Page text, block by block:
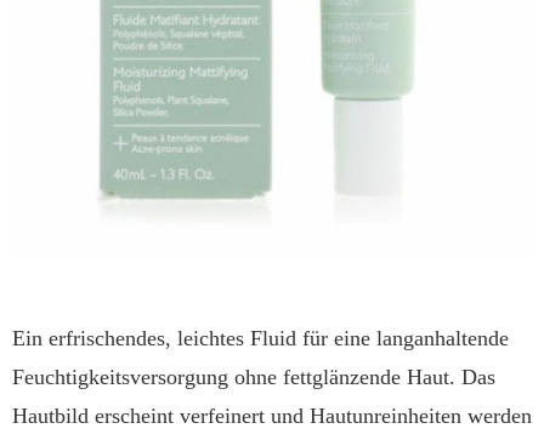
Ein erfrischendes, leichtes Fluid für eine langanhaltende
Feuchtigkeitsversorgung ohne fettglänzende Haut. Das
Hautbild erscheint verfeinert und Hautunreinheiten werden